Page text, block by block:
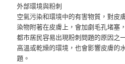
外部環境與粉刺
空氣污染和環境中的有害物質，對皮
染物附著在皮膚上，會加劇毛孔堵塞
都市居民容易出現粉刺問題的原因之
高溫或乾燥的環境，也會影響皮膚的
題。